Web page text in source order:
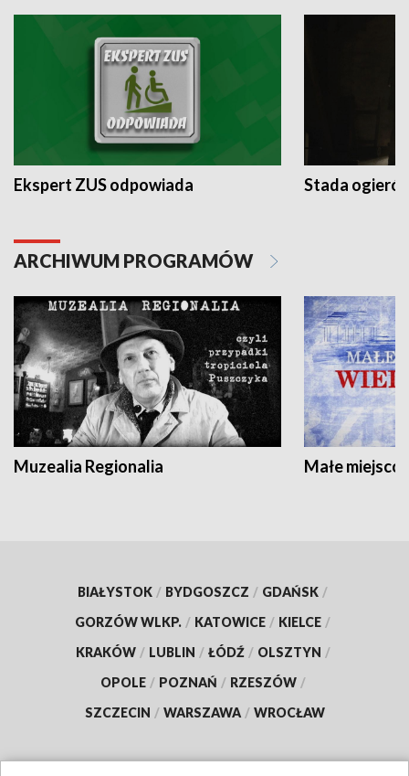
Ekspert ZUS odpowiada Stada
ARCHIWUM PROGRAMÓW
Muzealia Regionalia Małe
BIAŁYSTOK / BYDGOSZCZ / GDAŃSK /
GORZÓW WLKP. / KATOWICE / KIELCE /
KRAKÓW / LUBLIN / ŁÓDŹ / OLSZTYN /
OPOLE / POZNAŃ / RZESZÓW /
SZCZECIN / WARSZAWA / WROCŁAW